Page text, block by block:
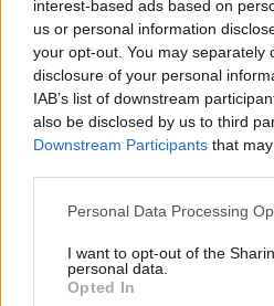
interest-based ads based on
us or personal information
your opt-out. You may separately
disclosure of your personal
IAB’s list of downstream
also be disclosed by us to third
Downstream Participants that
Personal Data Processing
I want to opt-out of the
personal data.
Opted In
3
7 Agosto 2019 alle ore 10:05
·Ti stimo Rispondi
LadyRose : ecco qui si fa sul
7 Agosto 2019 alle ore 12:26
·Ti stimo·Rispondi
2
7 Agosto 2019 alle ore 20:49
·Ti stimo